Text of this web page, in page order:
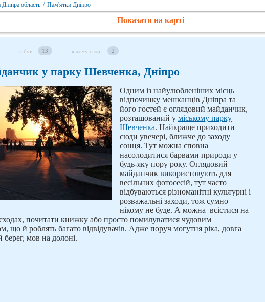
область / Пам'ятки Дніпро
Показати на карті
я був 13 я хочу сюди 2
у парку Шевченка, Дніпро
Одним із найулюбленіших місць
відпочинку мешканців Дніпра та
його гостей є оглядовий майданчик,
розташований у міському парку
Шевченка. Найкраще приходити
сюди увечері, ближче до заходу
сонця. Тут можна сповна
насолодитися барвами природи у
будь-яку пору року. Оглядовий
майданчик використовують для
весільних фотосесій, тут часто
відбуваються різноманітні культурні і
розважальні заходи, тож сумно
нікому не буде. А можна всістися на
почитати книжку або просто помилуватися чудовим
що й роблять багато відвідувачів. Адже поруч могутня ріка, довга
берег, мов на долоні.